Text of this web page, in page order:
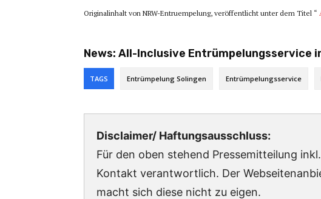
Originalinhalt von NRW-Entruempelung, veröffentlicht unter dem Titel “
News: All-Inclusive Entrümpelungsservice
TAGS Entrümpelung Solingen Entrümpelungsservice
Disclaimer/ Haftungsausschluss:
Für den oben stehend Pressemitteilung
Kontakt verantwortlich. Der
macht sich diese nicht zu eigen.